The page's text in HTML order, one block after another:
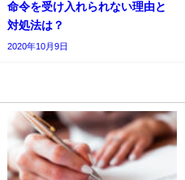
命令を受け入れられない理由と
対処法は？
2020年10月9日